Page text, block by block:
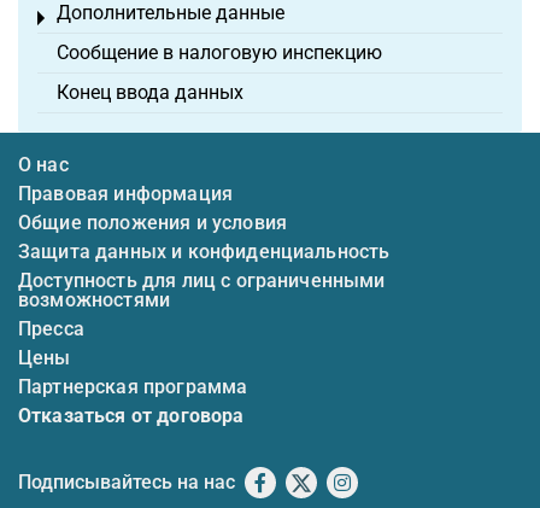
Дополнительные данные
Toggle menu
Сообщение в налоговую инспекцию
Конец ввода данных
О нас
Правовая информация
Общие положения и условия
Защита данных и конфиденциальность
Доступность для лиц с ограниченными
возможностями
Пресса
Цены
Партнерская программа
Отказаться от договора
Подписывайтесь на нас Facebook
X Instagram